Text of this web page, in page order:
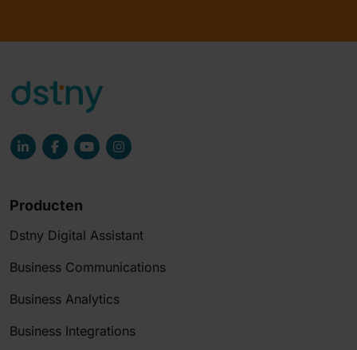
Producten
Dstny Digital Assistant
Business Communications
Business Analytics
Business Integrations